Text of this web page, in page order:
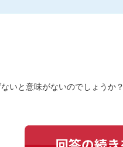
と意味がないのでしょうか？